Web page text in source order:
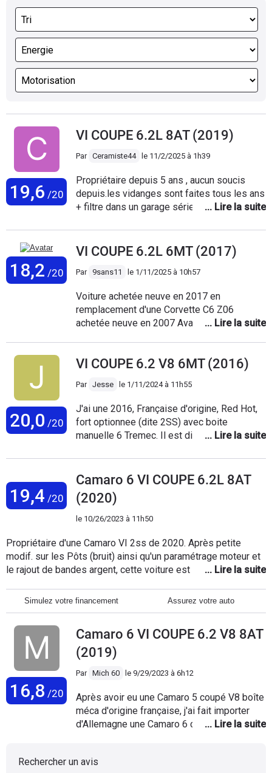
19,6 /20
VI COUPE 6.2L 8AT (2019)
Par Ceramiste44 le 11/2/2025 à 1h39
Propriétaire depuis 5 ans , aucun soucis
depuis.les vidanges sont faites tous les ans
+ filtre dans un garage sérieux proche du
18,2 /20
VI COUPE 6.2L 6MT (2017)
Par 9sans11 le 1/11/2025 à 10h57
Voiture achetée neuve en 2017 en
remplacement d'une Corvette C6 Z06
achetée neuve en 2007 Avant d'en prendre
x 20 ( pneus de 285 ) à l'avant et des 11 x 20
12000 km annuels ( avec 2 années de
restrictions covidiennes ) C'est mon
dailydriver. Elle est plus polyvalente et plus
discrète que la Z06 et également plus
parfaite. Aucun bruit parasite; La sonorité en
Nul besoin d'alcantara pour faire les rassos
du dimanche matin. Cette caisse est
Seuls bémols : usure des pneus arrières à
remplacer tous les ans, conso 15 litres aux
100 (mais on s'en fout ! ), les rétros
extérieurs trop grands.
20,0 /20
VI COUPE 6.2 V8 6MT (2016)
Par Jesse le 1/11/2024 à 11h55
J'ai une 2016, Française d'origine, Red Hot,
fort optionnee (dite 2SS) avec boite
manuelle 6 Tremec. Il est difficile de faire un
Elle est tellement singulière et exclusive, en
rapport aux multiples Allemandes ou belles
Ford Mustang de l'hexagone. C'est une belle
machine généreusement bodybuildee,
rassurante et envoûtante Confortable, à la
débattement court et direct de la boîte
mécanique est un bonheur. Impossible de se
lasser. Attention, son 6.2 litre peut faire
un arrachement au sol et une sonorité très
aux performances. Malgré les honorables
étriers 4 pistons Brembo, Complètement
déraisonnable. Irrésistible 😎🤘💯💪
19,4 /20
Camaro 6 VI COUPE 6.2L 8AT
(2020)
le 10/26/2023 à 11h50
Propriétaire d'une Camaro VI 2ss de 2020. Après petite
modif. sur les Pôts (bruit) ainsi qu'un paramétrage moteur et
le rajout de bandes argent, cette voiture est ... sublime ! ... Sur
Fan's qui font des Photos et Vidéos avec mon approbation.
Bien mieux et rien à voir avec Porsche, Audi et autres. C'est
un " Muscle Car " unique ... avec la Mustang et la Challenger.
En pilotage, c'est un monstre ! à ne pas mettre dans toutes
les mains.
Simulez votre financement Assurez votre auto
16,8 /20
Camaro 6 VI COUPE 6.2 V8 8AT
(2019)
Par Mich 60 le 9/29/2023 à 6h12
Après avoir eu une Camaro 5 coupé V8 boîte
méca d'origine française, j'ai fait importer
d'Allemagne une Camaro 6 coupé V8 boîte
delà. Allure et finitions modernes,
Rechercher un avis